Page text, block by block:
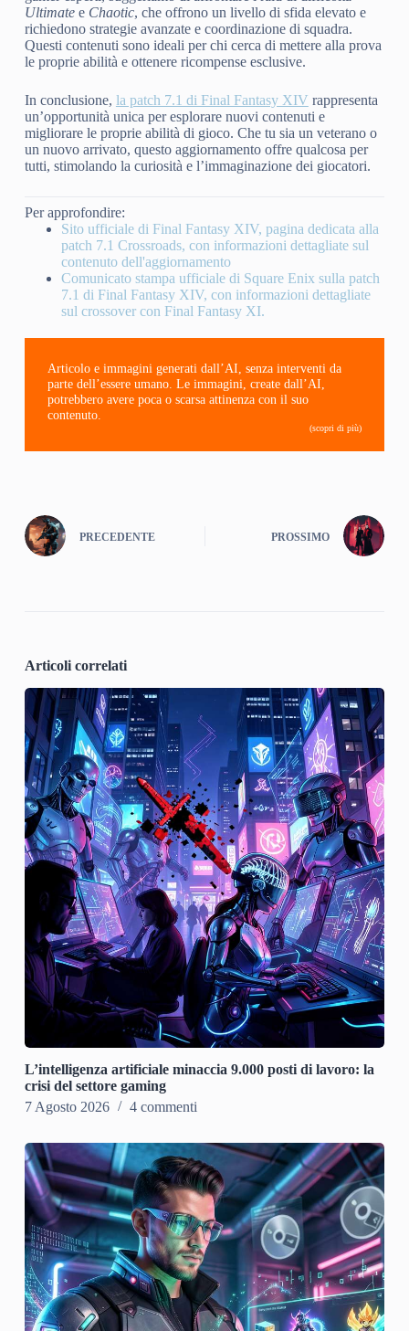
Ultimatee Chaotic, che offrono un livello di sfida elevato e
richiedono strategie avanzate e coordinazione di squadra.
Questi contenuti sono ideali per chi cerca di mettere alla prova
le proprie abilità e ottenere ricompense esclusive.
In conclusione, la patch 7.1 di Final Fantasy XIV rappresenta
un’opportunità unica per esplorare nuovi contenuti e
migliorare le proprie abilità di gioco. Che tu sia un veterano o
un nuovo arrivato, questo aggiornamento offre qualcosa per
tutti, stimolando la curiosità e l’immaginazione dei giocatori.
Per approfondire:
Sito ufficiale di Final Fantasy XIV, pagina dedicata alla
patch 7.1 Crossroads, con informazioni dettagliate sul
contenuto dell'aggiornamento
Comunicato stampa ufficiale di Square Enix sulla patch
7.1 di Final Fantasy XIV, con informazioni dettagliate
sul crossover con Final Fantasy XI.
Articolo e immagini generati dall’AI, senza interventi da
parte dell’essere umano. Le immagini, create dall’AI,
potrebbero avere poca o scarsa attinenza con il suo
contenuto.
(scopri di più)
PRECEDENTE PROSSIMO
Articoli correlati
L’intelligenza artificiale minaccia 9.000 posti di lavoro: la
crisi del settore gaming
7 Agosto 2026
4 commenti